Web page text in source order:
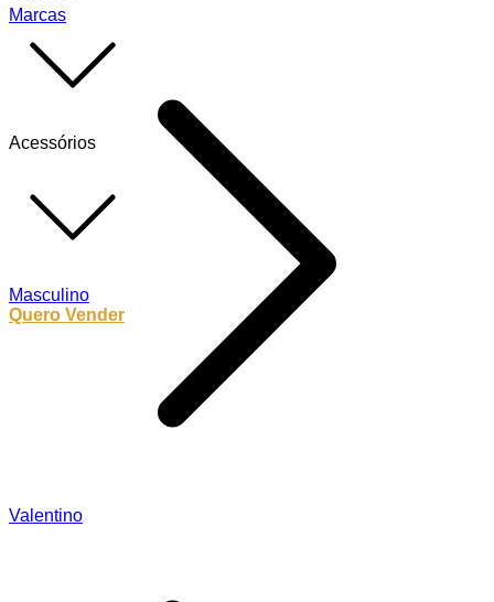
Acessórios
Masculino
Quero Vender
Marcas
Valentino